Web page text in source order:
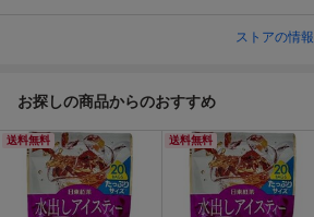
ストアの情報
お探しの商品からのおすすめ
送料無料 送料無料